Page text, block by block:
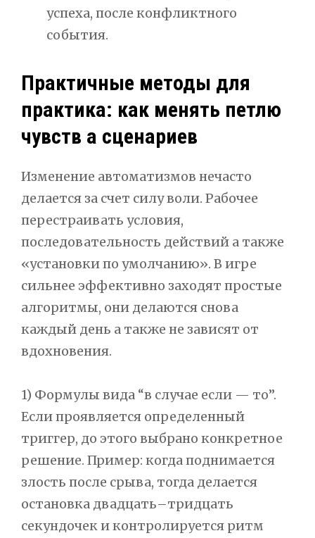
успеха, после конфликтного
события.
Практичные методы для
практика: как менять петлю
чувств а сценариев
Изменение автоматизмов нечасто
делается за счет силу воли. Рабочее
перестраивать условия,
последовательность действий а также
«установки по умолчанию». В игре
сильнее эффективно заходят простые
алгоритмы, они делаются снова
каждый день а также не зависят от
вдохновения.
1) Формулы вида “в случае если — то”.
Если проявляется определенный
триггер, до этого выбрано конкретное
решение. Пример: когда поднимается
злость после срыва, тогда делается
остановка двадцать–тридцать
секундочек и контролируется ритм